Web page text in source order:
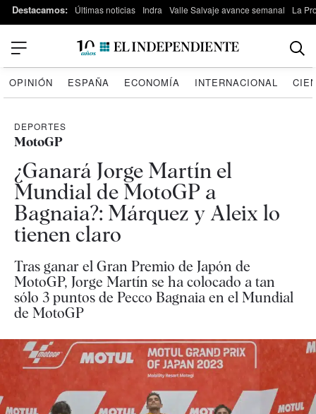
Destacamos: Últimas noticias Indra Valle Salvaje avance semanal La
OPINIÓN ESPAÑA ECONOMÍA INTERNACIONAL
DEPORTES
MotoGP
¿Ganará Jorge Martín el
Mundial de MotoGP a
Bagnaia?: Márquez y Aleix lo
tienen claro
Tras ganar el Gran Premio de Japón de
MotoGP, Jorge Martín se ha colocado a tan
sólo 3 puntos de Pecco Bagnaia en el Mundial
de MotoGP